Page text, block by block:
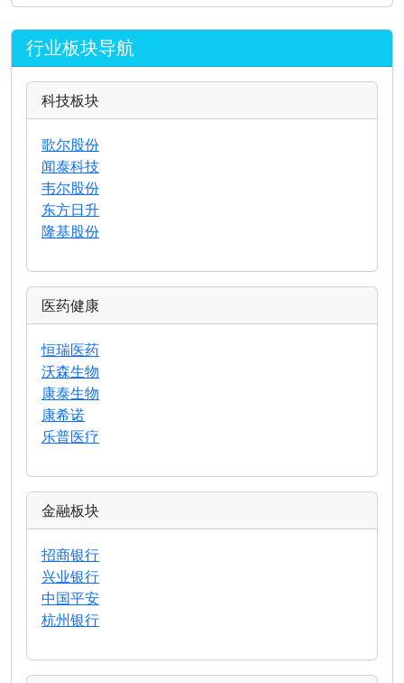
行业板块导航
科技板块
歌尔股份
闻泰科技
韦尔股份
东方日升
隆基股份
医药健康
恒瑞医药
沃森生物
康泰生物
康希诺
乐普医疗
金融板块
招商银行
兴业银行
中国平安
杭州银行